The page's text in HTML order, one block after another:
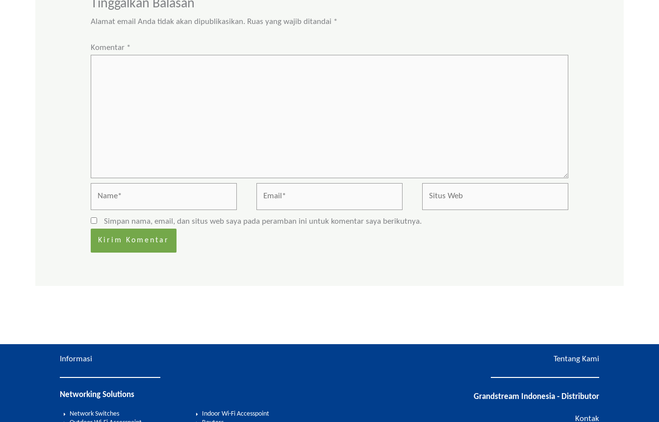
Tinggalkan Balasan
Alamat email Anda tidak akan dipublikasikan. Ruas yang wajib ditandai *
Komentar *
Simpan nama, email, dan situs web saya pada peramban ini untuk komentar saya berikutnya.
Informasi
Networking Solutions
Network Switches
Indoor Wi-Fi Accesspoint
Tentang Kami
Grandstream Indonesia - Distributor
Kontak